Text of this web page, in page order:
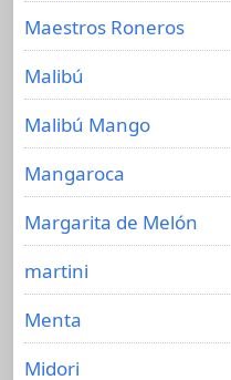
Maestros Roneros
Malibú
Malibú Mango
Mangaroca
Margarita de Melón
martini
Menta
Midori